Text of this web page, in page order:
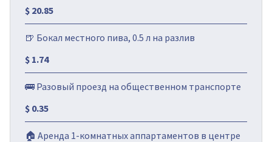
$ 20.85
🍺 Бокал местного пива, 0.5 л на разлив
$ 1.74
🚌 Разовый проезд на общественном транспорте
$ 0.35
🏠 Аренда 1-комнатных аппартаментов в центре